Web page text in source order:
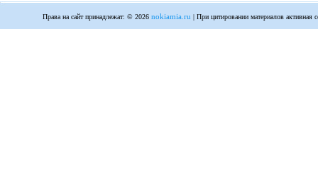
Права на сайт принадлежат: © 2026 nokiamia.ru | При цитировании материалов активная